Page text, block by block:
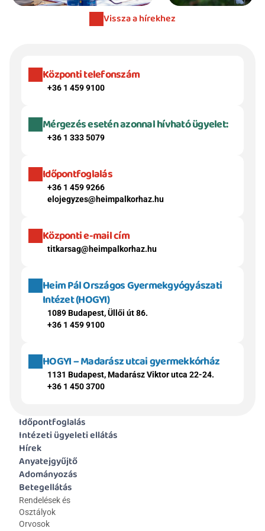
Vissza a hírekhez
Központi telefonszám
+36 1 459 9100
Mérgezés esetén azonnal hívható ügyelet:
+36 1 333 5079
Időpontfoglalás
+36 1 459 9266
elojegyzes@heimpalkorhaz.hu
Központi e-mail cím
titkarsag@heimpalkorhaz.hu
Heim Pál Országos Gyermekgyógyászati
Intézet (HOGYI)
1089 Budapest, Üllői út 86.
+36 1 459 9100
HOGYI – Madarász utcai gyermekkórház
1131 Budapest, Madarász Viktor utca 22-24.
+36 1 450 3700
Időpontfoglalás
Intézeti ügyeleti ellátás
Hírek
Anyatejgyűjtő
Adományozás
Betegellátás
Rendelések és
Osztályok
Orvosok